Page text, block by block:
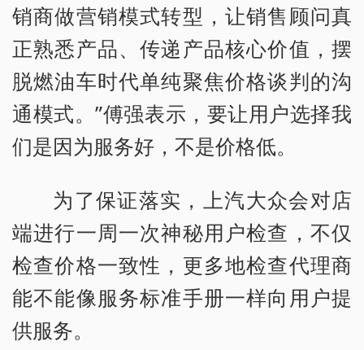
销商做营销模式转型，让销售顾问真
正熟悉产品、传递产品核心价值，摆
脱燃油车时代单纯聚焦价格谈判的沟
通模式。”傅强表示，要让用户选择我
们是因为服务好，不是价格低。
为了保证落实，上汽大众会对店
端进行一周一次神秘用户检查，不仅
检查价格一致性，更多地检查代理商
能不能像服务标准手册一样向用户提
供服务。